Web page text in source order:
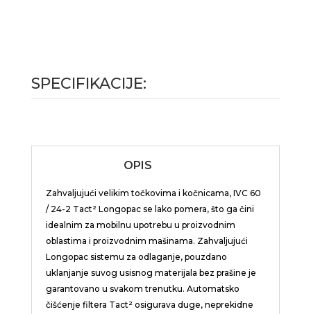
SPECIFIKACIJE:
OPIS
Zahvaljujući velikim točkovima i kočnicama, IVC 60
/ 24-2 Tact² Longopac se lako pomera, što ga čini
idealnim za mobilnu upotrebu u proizvodnim
oblastima i proizvodnim mašinama. Zahvaljujući
Longopac sistemu za odlaganje, pouzdano
uklanjanje suvog usisnog materijala bez prašine je
garantovano u svakom trenutku. Automatsko
čišćenje filtera Tact² osigurava duge, neprekidne